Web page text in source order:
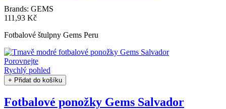
Brands: GEMS
111,93 Kč
Fotbalové štulpny Gems Peru
Porovnejte
Rychlý pohled
+ Přidat do košíku
Fotbalové ponožky Gems Salvador